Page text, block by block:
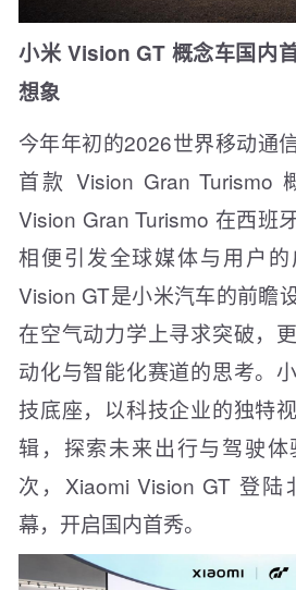
小米 Vision GT 概念车国内
想象
今年年初的2026世界移动通
首款 Vision Gran Turismo
Vision Gran Turismo 在西班
相便引发全球媒体与用户
Vision GT是小米汽车的前瞻
在空气动力学上寻求突破，
动化与智能化赛道的思考。
技底座，以科技企业的独特
辑，探索未来出行与驾驶
次，Xiaomi Vision GT 登
幕，开启国内首秀。